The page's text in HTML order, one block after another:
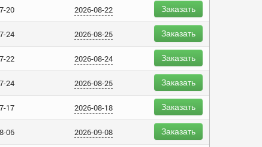
20 2026-08-22 Заказать
24 2026-08-25 Заказать
22 2026-08-24 Заказать
24 2026-08-25 Заказать
17 2026-08-18 Заказать
06 2026-09-08 Заказать